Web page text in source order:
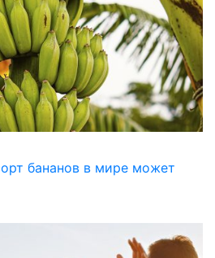
бананов в мире может